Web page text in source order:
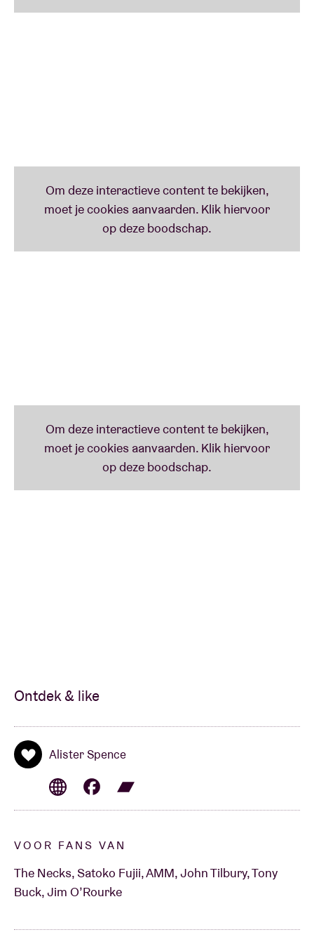
Ook voor film, theater en orkestrale projecten levert
hij eigen muziek en composities.
Met meer dan veertig albums op zijn naam blijft hij
zich heruitvinden als artiest.
Live staat Alister Spence garant voor intense
Ontdek & like
Alister Spence
VOOR FANS VAN
The Necks, Satoko Fujii, AMM, John Tilbury, Tony
Buck, Jim O’Rourke